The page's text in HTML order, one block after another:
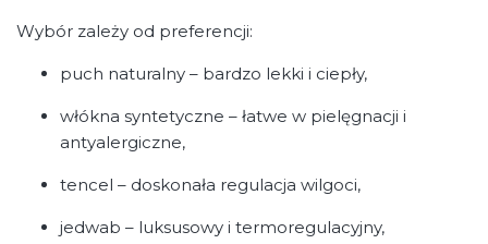
Wybór zależy od preferencji:
puch naturalny – bardzo lekki i ciepły,
włókna syntetyczne – łatwe w pielęgnacji i
antyalergiczne,
tencel – doskonała regulacja wilgoci,
jedwab – luksusowy i termoregulacyjny,